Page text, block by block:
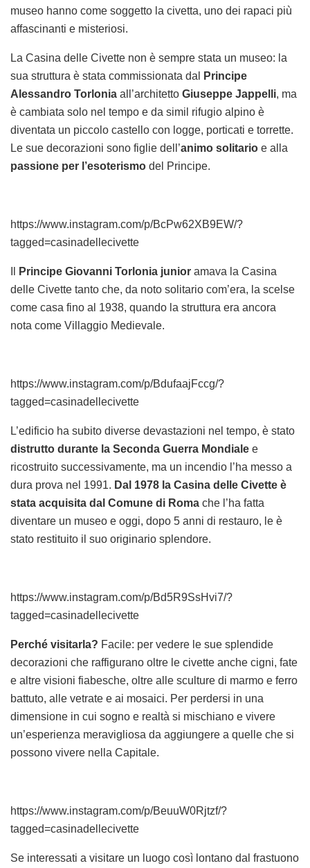
museo hanno come soggetto la civetta, uno dei rapaci più
affascinanti e misteriosi.
La Casina delle Civette non è sempre stata un museo: la
sua struttura è stata commissionata dal
Principe
Alessandro Torlonia all’architetto Giuseppe Jappelli, ma
è cambiata solo nel tempo e da simil rifugio alpino è
diventata un piccolo castello con logge, porticati e torrette.
Le sue decorazioni sono figlie dell’animo solitario e alla
passione per l’esoterismo del Principe.
https://www.instagram.com/p/BcPw62XB9EW/?
tagged=casinadellecivette
Principe Giovanni Torlonia junior amava la Casina
delle Civette tanto che, da noto solitario com’era, la scelse
come casa fino al 1938, quando la struttura era ancora
nota come Villaggio Medievale.
https://www.instagram.com/p/BdufaajFccg/?
tagged=casinadellecivette
L’edificio ha subito diverse devastazioni nel tempo, è stato
distrutto durante la Seconda Guerra Mondiale e
ricostruito successivamente, ma un incendio l’ha messo a
dura prova nel 1991. Dal 1978 la Casina delle Civette è
stata acquisita dal Comune di Roma che l’ha fatta
diventare un museo e oggi, dopo 5 anni di restauro, le è
stato restituito il suo originario splendore.
https://www.instagram.com/p/Bd5R9SsHvi7/?
tagged=casinadellecivette
Perché visitarla? Facile: per vedere le sue splendide
decorazioni che raffigurano oltre le civette anche cigni, fate
e altre visioni fiabesche, oltre alle sculture di marmo e ferro
battuto, alle vetrate e ai mosaici. Per perdersi in una
dimensione in cui sogno e realtà si mischiano e vivere
un’esperienza meravigliosa da aggiungere a quelle che si
possono vivere nella Capitale.
https://www.instagram.com/p/BeuuW0Rjtzf/?
tagged=casinadellecivette
Se interessati a visitare un luogo così lontano dal frastuono